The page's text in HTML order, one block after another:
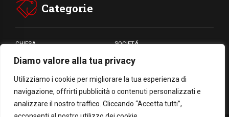
Diamo valore alla tua privacy
Utilizziamo i cookie per migliorare la tua esperienza di
navigazione, offrirti pubblicità o contenuti personalizzati e
analizzare il nostro traffico. Cliccando “Accetta tutti”,
Categorie
CHIESA SOCIETÁ
CARITÁ GIUBILEO
CULTURA MEDIA